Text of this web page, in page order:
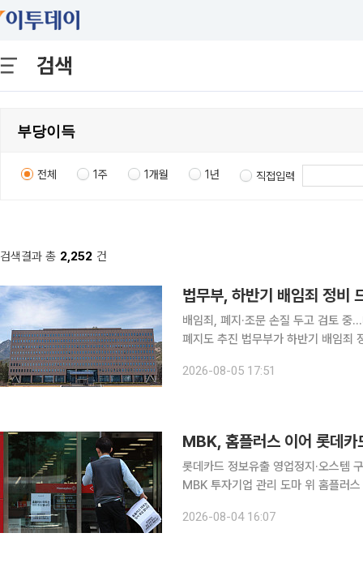
검색
전체 1주 1개월 1년 직접입력
검색결과 총 2,252 건
법무부, 하반기 배임죄 정비
배임죄, 폐지·조문 손질 두고 검토
폐지도 추진 법무부가 하반기 배임죄 정비와 집단소송제 확대를 추진한다. 기업 경영 부담을 완화하
는 5일 청와대 영빈관에서 2026년
2026-08-05 17:51
MBK, 홈플러스 이어 롯데카
롯데카드 정보유출 영업정지·오스템
MBK 투자기업 관리 도마 위 홈플러스 기업회생으로 촉발된 MBK파트너스의 경영 책임 논란이 롯
자기업에서 정보보호 부실과 구조조
2026-08-04 16:07